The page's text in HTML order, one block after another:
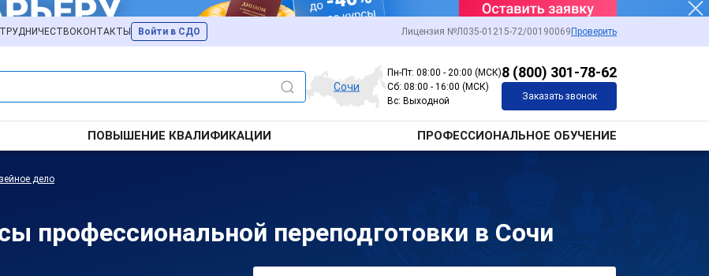
КОНТАКТЫ Войти в СДО Лицензия №Л035-01215-72/00190069 Проверить
Сочи
Пн-Пт: 08:00 - 20:00 (МСК)
Сб: 08:00 - 16:00 (МСК)
Вс: Выходной
8 (800) 301-78-62
Заказать звонок
ПОВЫШЕНИЕ КВАЛИФИКАЦИИ ПРОФЕССИОНАЛЬНОЕ ОБУЧЕНИЕ
дело
профессиональной переподготовки в Сочи